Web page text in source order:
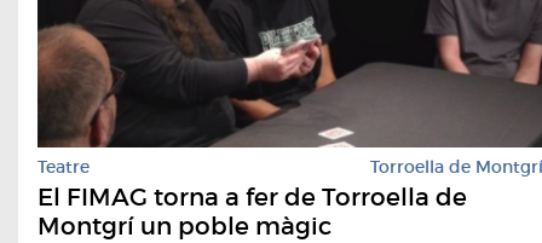
Teatre Torroella de Montgrí
El FIMAG torna a fer de Torroella de
Montgrí un poble màgic